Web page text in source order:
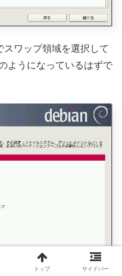
ワップ領域を選択して
ようになっているはずで
トップ サイドバー